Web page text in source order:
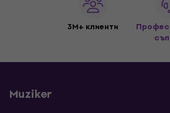
3M+ клиенти
Muziker